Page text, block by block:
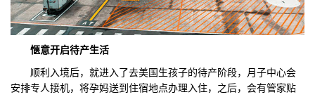
惬意开启待产生活
顺利入境后，就进入了去美国生孩子的待产阶段，月子中心会
安排专人接机，将孕妈送到住宿地点办理入住，之后，会有管家贴